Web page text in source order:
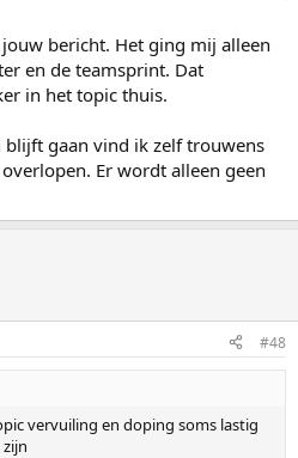
bericht. Het ging mij alleen
en de teamsprint. Dat
in het topic thuis.
blijft gaan vind ik zelf trouwens
Er wordt alleen geen
#48
vervuiling en doping soms lastig